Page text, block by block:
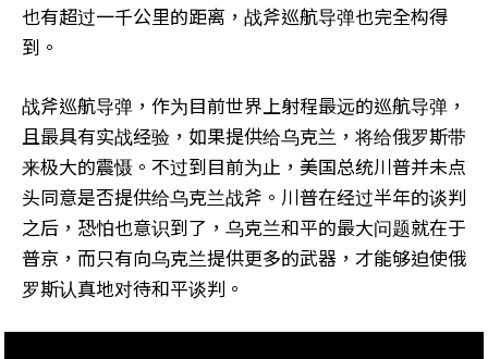
也有超过一千公里的距离，战斧巡航导弹也完全构得
到。
战斧巡航导弹，作为目前世界上射程最远的巡航导弹，
且最具有实战经验，如果提供给乌克兰，将给俄罗斯带
来极大的震慑。不过到目前为止，美国总统川普并未点
头同意是否提供给乌克兰战斧。川普在经过半年的谈判
之后，恐怕也意识到了，乌克兰和平的最大问题就在于
普京，而只有向乌克兰提供更多的武器，才能够迫使俄
罗斯认真地对待和平谈判。